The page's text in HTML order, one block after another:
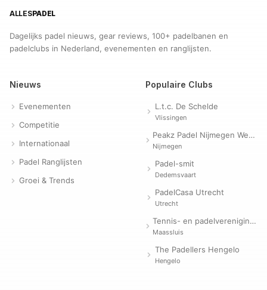
ALLESPADEL
Dagelijks padel nieuws, gear reviews, 100+ padelbanen en
padelclubs in Nederland, evenementen en ranglijsten.
Nieuws
Evenementen
Competitie
Internationaal
Padel Ranglijsten
Groei & Trends
Populaire Clubs
L.t.c. De Schelde
Vlissingen
Peakz Padel Nijmegen Westerpark | Padelclub
Nijmegen
Padel-smit
Dedemsvaart
PadelCasa Utrecht
Utrecht
Tennis- en padelvereniging Evergreen
Maassluis
The Padellers Hengelo
Hengelo